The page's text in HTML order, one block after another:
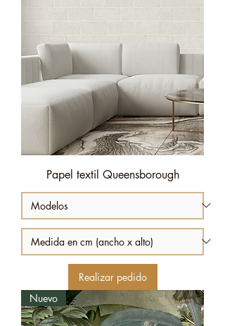
Papel textil Queensborough
Realizar pedido
Nuevo